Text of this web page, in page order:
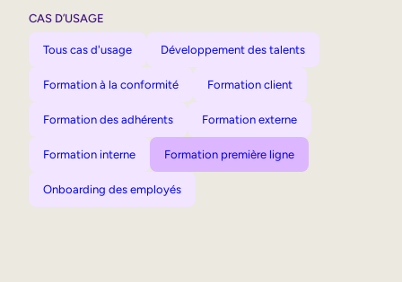
CAS D’USAGE
Tous cas d'usage Développement des talents
Formation à la conformité Formation client
Formation des adhérents Formation externe
Formation interne Formation première ligne
Onboarding des employés